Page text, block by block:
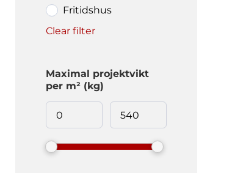
Fritidshus
Clear filter
Maximal projektvikt
per m² (kg)